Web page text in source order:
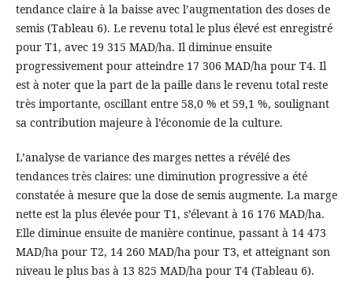
tendance claire à la baisse avec l’augmentation des doses de
semis (Tableau 6). Le revenu total le plus élevé est enregistré
pour T1, avec 19 315 MAD/ha. Il diminue ensuite
progressivement pour atteindre 17 306 MAD/ha pour T4. Il
est à noter que la part de la paille dans le revenu total reste
très importante, oscillant entre 58,0 % et 59,1 %, soulignant
sa contribution majeure à l’économie de la culture.
L’analyse de variance des marges nettes a révélé des
tendances très claires: une diminution progressive a été
constatée à mesure que la dose de semis augmente. La marge
nette est la plus élevée pour T1, s’élevant à 16 176 MAD/ha.
Elle diminue ensuite de manière continue, passant à 14 473
MAD/ha pour T2, 14 260 MAD/ha pour T3, et atteignant son
niveau le plus bas à 13 825 MAD/ha pour T4 (Tableau 6).